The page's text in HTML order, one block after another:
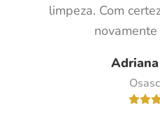
limpeza. Com